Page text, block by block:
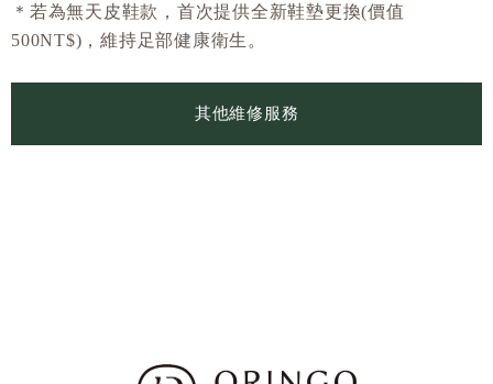
＊ 若為無天皮鞋款，首次提供全新鞋墊更換(價值
500NT$) ，維持足部健康衛生。
其他維修服務